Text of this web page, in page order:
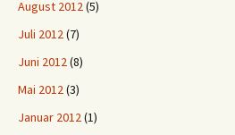
August 2012(5)
Juli 2012(7)
Juni 2012(8)
Mai 2012(3)
Januar 2012(1)